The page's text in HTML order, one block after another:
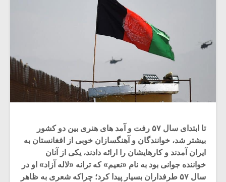
تا ابتدای سال ۵۷ رفت و آمد های هنری بین دو کشور
بیشتر شد، خوانندگان و آهنگسازان خوبی از افغانستان به
ایران آمدند و کارهایشان را ارائه دادند، یکی از آنان
خواننده جوانی بود به نام «نعیم» که ترانه «لاله آزاد» او در
سال ۵۷ طرفداران بسیار پیدا کرد؛ چراکه شعری به ظاهر